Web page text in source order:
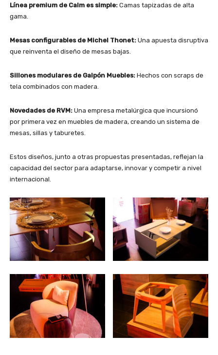
Línea premium de Calm es simple: Camas tapizadas de alta
gama.
Mesas configurables de Michel Thonet: Una apuesta disruptiva
que reinventa el diseño de mesas bajas.
Sillones modulares de Galpón Muebles: Hechos con scraps de
tela combinados con madera.
Novedades de RVM: Una empresa metalúrgica que incursionó
por primera vez en muebles de madera, creando un sistema de
mesas, sillas y taburetes.
Estos diseños, junto a otras propuestas presentadas, reflejan la
capacidad del sector para adaptarse, innovar y competir a nivel
internacional.